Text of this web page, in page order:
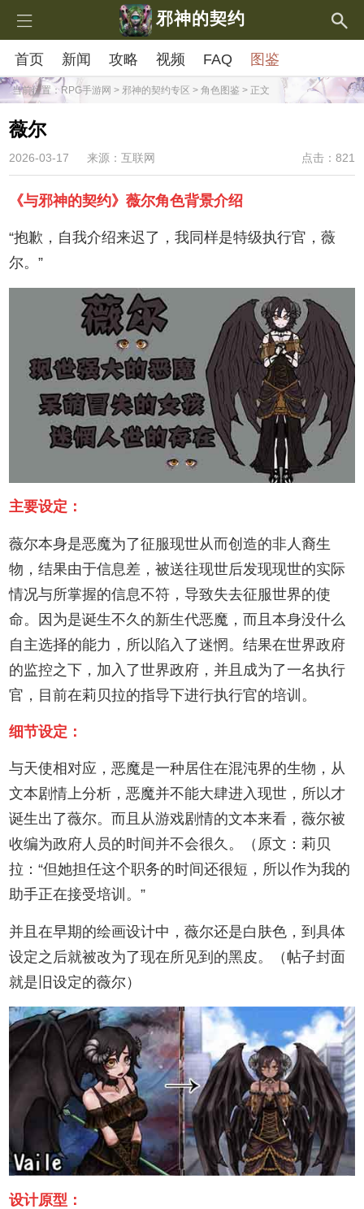
邪神的契约
首页 新闻 攻略 视频 FAQ 图鉴
当前位置：RPG手游网 > 邪神的契约专区 > 角色图鉴 > 正文
薇尔
2026-03-17 来源：互联网 点击：821
《与邪神的契约》薇尔角色背景介绍
“抱歉，自我介绍来迟了，我同样是特级执行官，薇
尔。”
主要设定：
薇尔本身是恶魔为了征服现世从而创造的非人裔生
物，结果由于信息差，被送往现世后发现现世的实际
情况与所掌握的信息不符，导致失去征服世界的使
命。因为是诞生不久的新生代恶魔，而且本身没什么
自主选择的能力，所以陷入了迷惘。结果在世界政府
的监控之下，加入了世界政府，并且成为了一名执行
官，目前在莉贝拉的指导下进行执行官的培训。
细节设定：
与天使相对应，恶魔是一种居住在混沌界的生物，从
文本剧情上分析，恶魔并不能大肆进入现世，所以才
诞生出了薇尔。而且从游戏剧情的文本来看，薇尔被
收编为政府人员的时间并不会很久。（原文：莉贝
拉：“但她担任这个职务的时间还很短，所以作为我的
助手正在接受培训。”
并且在早期的绘画设计中，薇尔还是白肤色，到具体
设定之后就被改为了现在所见到的黑皮。（帖子封面
就是旧设定的薇尔）
设计原型：